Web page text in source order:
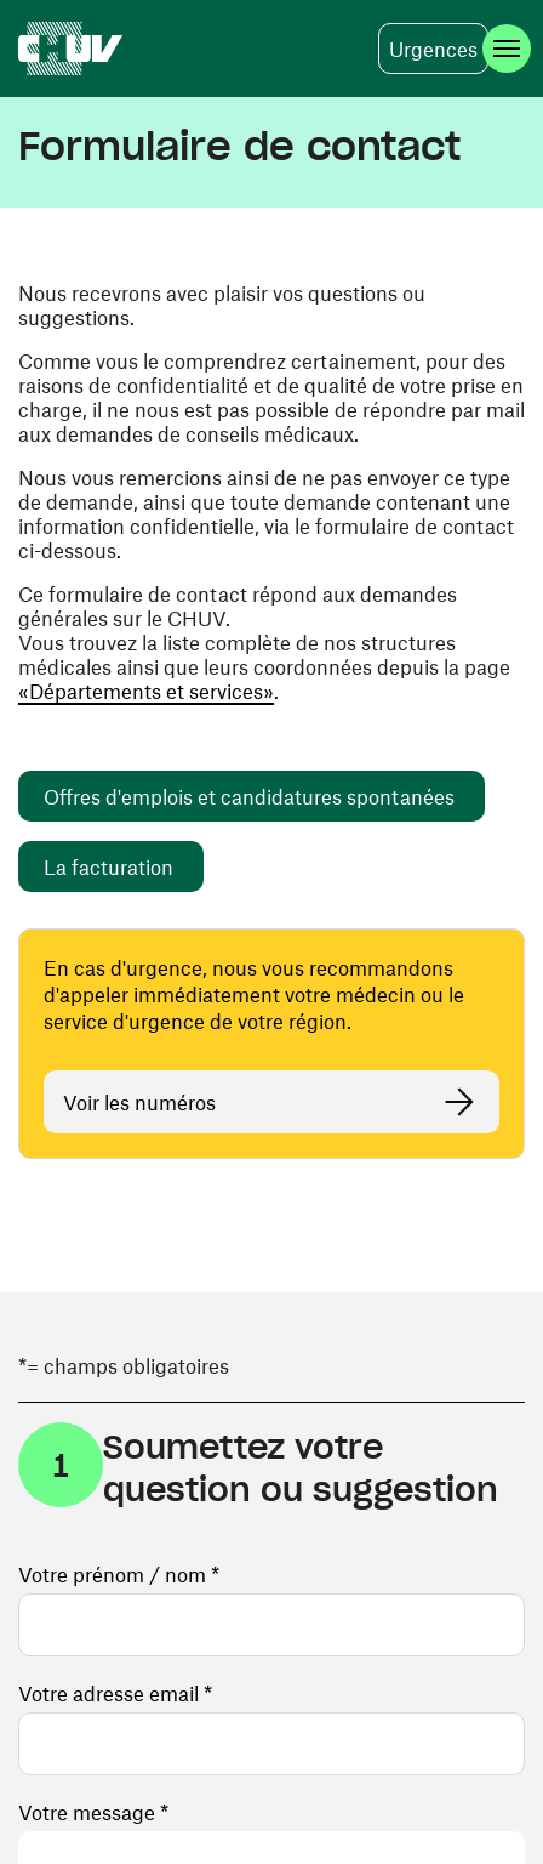
Urgences
Formulaire de contact
Nous recevrons avec plaisir vos questions ou
suggestions.
Comme vous le comprendrez certainement, pour des
raisons de confidentialité et de qualité de votre prise en
charge, il ne nous est pas possible de répondre par mail
aux demandes de conseils médicaux.
Nous vous remercions ainsi de ne pas envoyer ce type
de demande, ainsi que toute demande contenant une
information confidentielle, via le formulaire de contact
ci-dessous.
Ce formulaire de contact répond aux demandes
générales sur le CHUV.
Vous trouvez la liste complète de nos structures
médicales ainsi que leurs coordonnées depuis la page
«Départements et services».
Offres d'emplois et candidatures spontanées
La facturation
En cas d'urgence, nous vous recommandons
d'appeler immédiatement votre médecin ou le
service d'urgence de votre région.
Voir les numéros
*= champs obligatoires
1
Soumettez votre
question ou suggestion
Votre prénom / nom *
Votre adresse email *
Votre message *